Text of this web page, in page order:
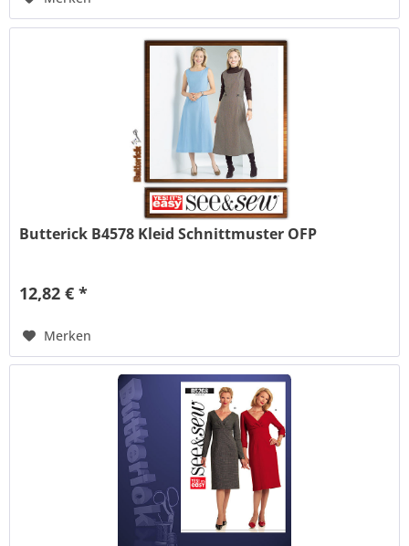
Butterick B4578 Kleid Schnittmuster OFP
12,82 € *
Merken